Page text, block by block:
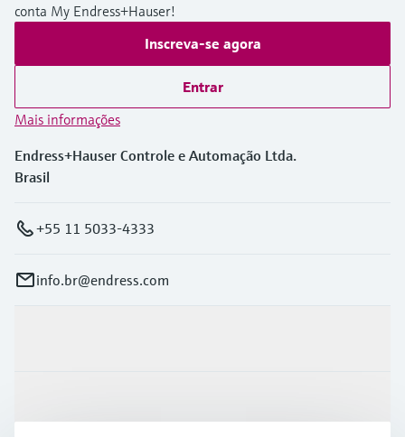
conta My Endress+Hauser!
Inscreva-se agora
Entrar
Mais informações
Endress+Hauser Controle e Automação Ltda.
Brasil
+55 11 5033-4333
info.br@endress.com